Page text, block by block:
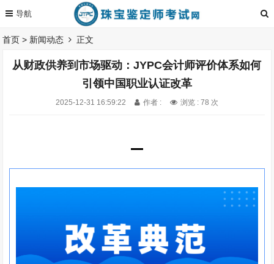
首页 > 新闻动态 正文
从财政供养到市场驱动：JYPC会计师评价体系如何
引领中国职业认证改革
2025-12-31 16:59:22 作者 : 浏览 : 78 次